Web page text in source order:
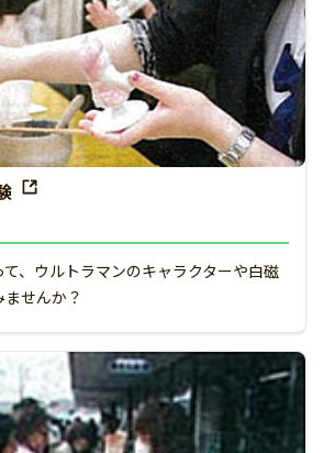
、ウルトラマンのキャラクターや白磁
せんか？